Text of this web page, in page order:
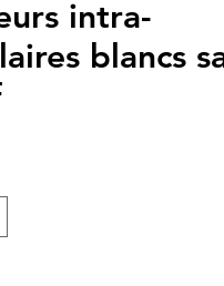
intra-
blancs